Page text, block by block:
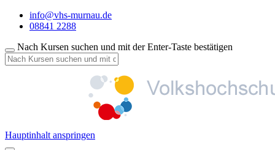
info@vhs-murnau.de
08841 2288
Nach Kursen suchen und mit der Enter-Taste bestätigen
Hauptinhalt anspringen